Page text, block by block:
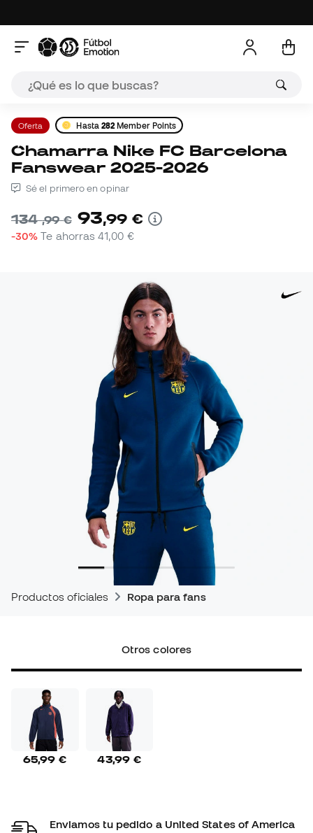
Oferta Hasta 282 Member Points
Chamarra Nike FC Barcelona
Fanswear 2025-2026
Sé el primero en opinar
134,99 € 93,99 €
-30% Te ahorras41,00 €
Productos oficiales Ropa para fans
Otros colores
65,99 € 43,99 €
Enviamos tu pedido a United States of America